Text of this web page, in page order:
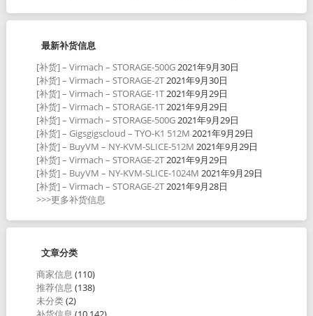
最新补货信息
[补货] – Virmach – STORAGE-500G2021年9月30日
[补货] – Virmach – STORAGE-2T2021年9月30日
[补货] – Virmach – STORAGE-1T2021年9月29日
[补货] – Virmach – STORAGE-1T2021年9月29日
[补货] – Virmach – STORAGE-500G2021年9月29日
[补货] – Gigsgigscloud – TYO-K1 512M 2021年9月29日
[补货] – BuyVM – NY-KVM-SLICE-512M 2021年9月29日
[补货] – Virmach – STORAGE-2T2021年9月29日
[补货] – BuyVM – NY-KVM-SLICE-1024M 2021年9月29日
[补货] – Virmach – STORAGE-2T2021年9月28日
>>>更多补货信息
文章分类
商家信息 (110)
推荐信息 (138)
未分类(2)